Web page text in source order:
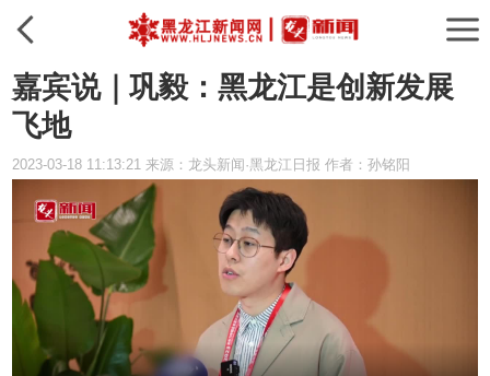
嘉宾说｜巩毅：黑龙江是创新发展
飞地
2023-03-18 11:13:21 来源：龙头新闻·黑龙江日报 作者：孙铭阳